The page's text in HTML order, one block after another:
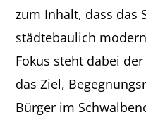
zum Inhalt, dass das
städtebaulich
Fokus steht dabei
das Ziel,
Bürger im